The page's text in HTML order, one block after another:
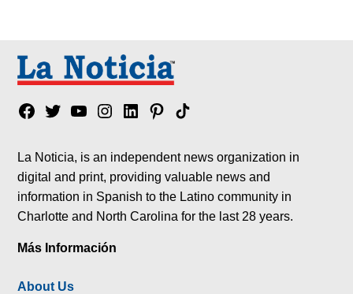
Facebook
TwitterYouTubeInstagram
LinkedinPinterest
Tik
La Noticia, is an independent news organization in
digital and print, providing valuable news and
information in Spanish to the Latino community in
Charlotte and North Carolina for the last 28 years.
Más Información
About Us